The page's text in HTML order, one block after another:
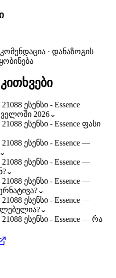
· დანაზოგის
ესენსი - Essence
2026⌄
ესენსი - Essence ფასი
ესენსი - Essence —
⌄
ესენსი - Essence —
⌄
ესენსი - Essence —
⌄
ესენსი - Essence —
⌄
ესენსი - Essence — რა